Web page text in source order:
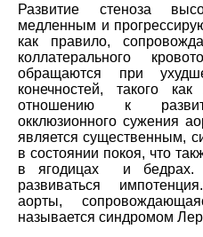
Развитие стеноза
медленным и
как правило,
коллатерального
обращаются при
конечностей, такого
отношению к
окклюзионного сужения
является существенным,
в состоянии покоя, что
в ягодицах и бедрах.
развиваться
аорты,
называется синдромом